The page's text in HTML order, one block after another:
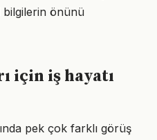
bilgilerin önünü
için iş hayatı
pek çok farklı görüş